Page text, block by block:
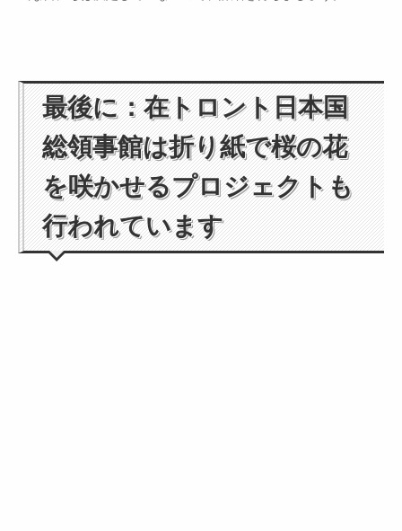
最後に：在トロント日本国
総領事館は折り紙で桜の花
を咲かせるプロジェクトも
行われています